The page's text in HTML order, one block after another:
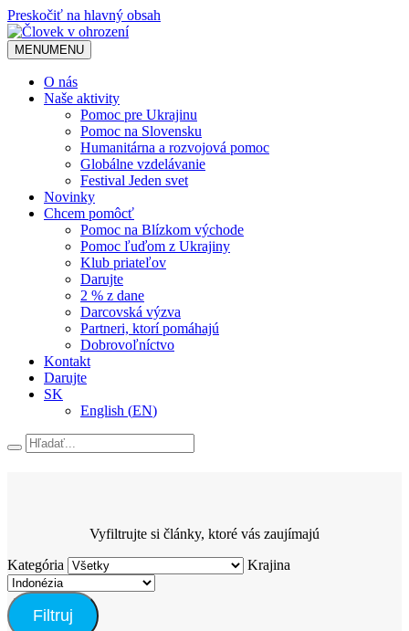
Preskočiť na hlavný obsah
MENUMENU
O nás
Naše aktivity
Pomoc pre Ukrajinu
Pomoc na Slovensku
Humanitárna a rozvojová pomoc
Globálne vzdelávanie
Festival Jeden svet
Novinky
Chcem pomôcť
Pomoc na Blízkom východe
Pomoc ľuďom z Ukrajiny
Klub priateľov
Darujte
2 % z dane
Darcovská výzva
Partneri, ktorí pomáhajú
Dobrovoľníctvo
Kontakt
Darujte
SK
English (EN)
Hľadať
Vyfiltrujte si články, ktoré vás zaujímajú
Kategória
Krajina
Filtruj